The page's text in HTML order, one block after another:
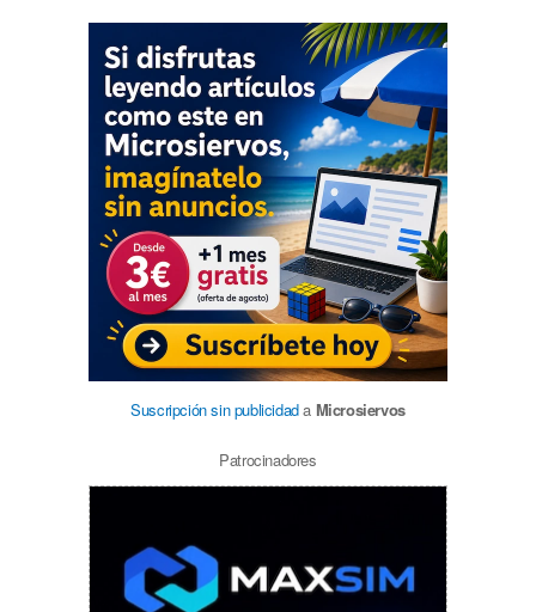
Suscripción sin publicidada Microsiervos
Patrocinadores